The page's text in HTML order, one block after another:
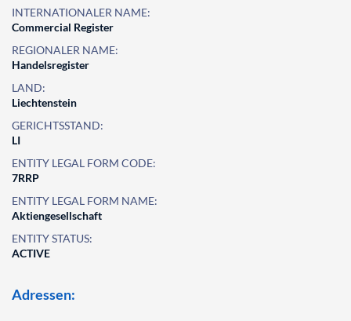
INTERNATIONALER NAME:
Commercial Register
REGIONALER NAME:
Handelsregister
LAND:
Liechtenstein
GERICHTSSTAND:
LI
ENTITY LEGAL FORM CODE:
7RRP
ENTITY LEGAL FORM NAME:
Aktiengesellschaft
ENTITY STATUS:
ACTIVE
Adressen: